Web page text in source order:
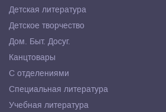
Детская литература
Детское творчество
Дом. Быт. Досуг.
Канцтовары
С отделениями
Специальная литература
Учебная литература